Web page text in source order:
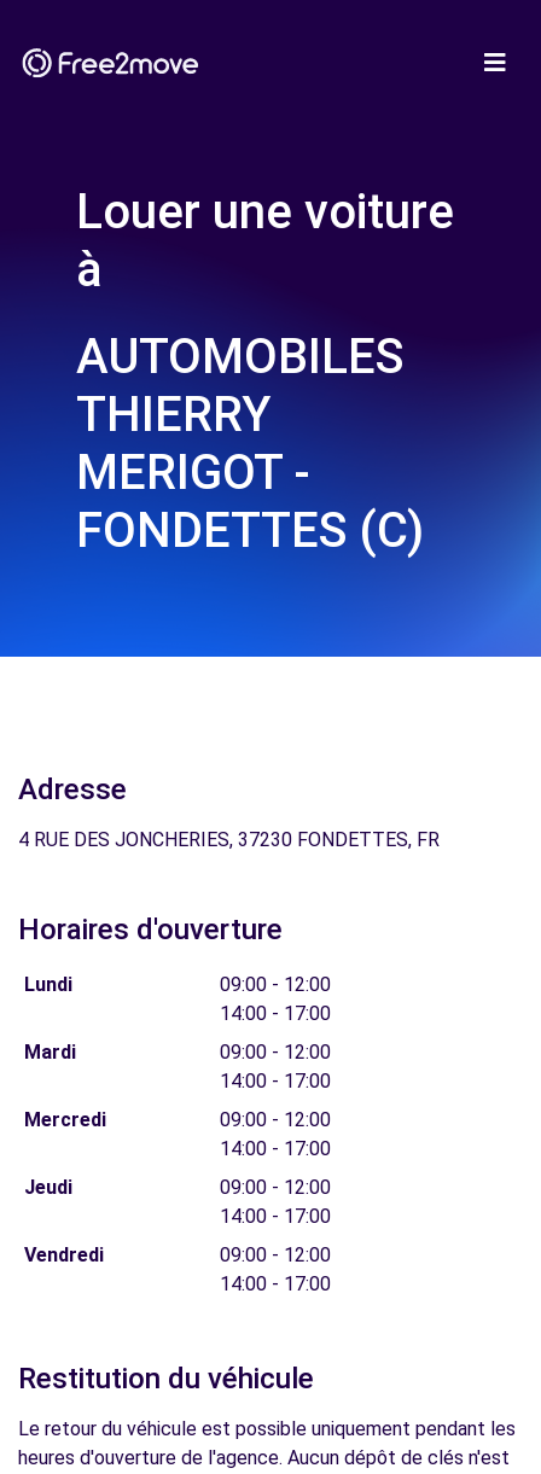
Louer une voiture
à
AUTOMOBILES
THIERRY
MERIGOT -
FONDETTES (C)
Adresse
4 RUE DES JONCHERIES, 37230 FONDETTES, FR
Horaires d'ouverture
Lundi
09:00 - 12:00
14:00 - 17:00
Mardi
09:00 - 12:00
14:00 - 17:00
Mercredi
09:00 - 12:00
14:00 - 17:00
Jeudi
09:00 - 12:00
14:00 - 17:00
Vendredi
09:00 - 12:00
14:00 - 17:00
Restitution du véhicule
Le retour du véhicule est possible uniquement pendant les
heures d'ouverture de l'agence. Aucun dépôt de clés n'est